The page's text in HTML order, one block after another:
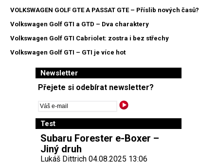
VOLKSWAGEN GOLF GTE A PASSAT GTE – Příslib nových časů?
Volkswagen Golf GTI a GTD – Dva charaktery
Volkswagen Golf GTI Cabriolet: zostra i bez střechy
Volkswagen Golf GTI – GTI je více hot
Newsletter
Přejete si odebírat newsletter?
Test
Subaru Forester e-Boxer –
Jiný druh
Lukáš Dittrich 04.08.2025 13:06